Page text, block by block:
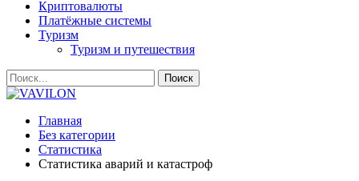
Криптовалюты
Платёжные системы
Туризм
Туризм и путешествия
Главная
Без категории
Статистика
Статистика аварий и катастроф